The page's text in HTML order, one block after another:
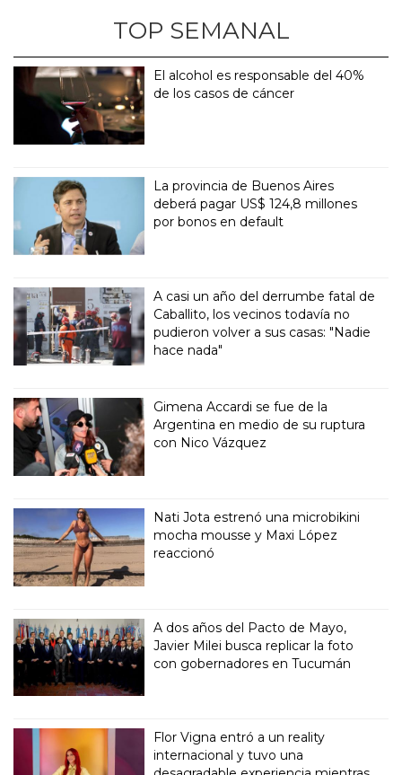
TOP SEMANAL
El alcohol es responsable del 40%
de los casos de cáncer
La provincia de Buenos Aires
deberá pagar US$ 124,8 millones
por bonos en default
A casi un año del derrumbe fatal de
Caballito, los vecinos todavía no
pudieron volver a sus casas: "Nadie
hace nada"
Gimena Accardi se fue de la
Argentina en medio de su ruptura
con Nico Vázquez
Nati Jota estrenó una microbikini
mocha mousse y Maxi López
reaccionó
A dos años del Pacto de Mayo,
Javier Milei busca replicar la foto
con gobernadores en Tucumán
Flor Vigna entró a un reality
internacional y tuvo una